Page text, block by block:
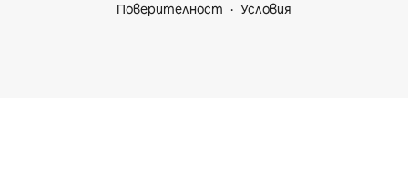
Поверителност
Условия